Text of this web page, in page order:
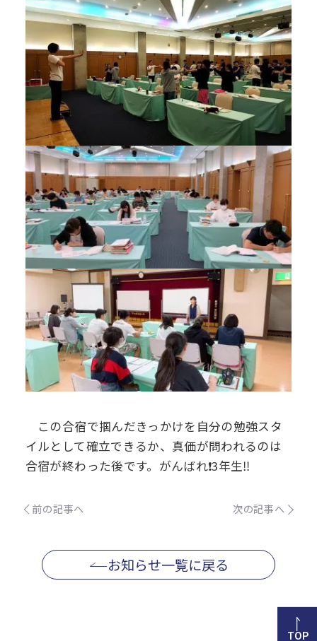
この合宿で掴んだきっかけを自分の勉強スタ
イルとして確立できるか、真価が問われるのは
合宿が終わった後です。がんばれ❗️3年生‼️
前の記事へ 次の記事へ
お知らせ一覧に戻る
TOP